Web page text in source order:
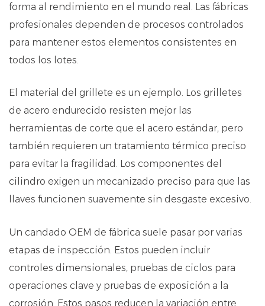
forma al rendimiento en el mundo real. Las fábricas
profesionales dependen de procesos controlados
para mantener estos elementos consistentes en
todos los lotes.
El material del grillete es un ejemplo. Los grilletes
de acero endurecido resisten mejor las
herramientas de corte que el acero estándar, pero
también requieren un tratamiento térmico preciso
para evitar la fragilidad. Los componentes del
cilindro exigen un mecanizado preciso para que las
llaves funcionen suavemente sin desgaste excesivo.
Un candado OEM de fábrica suele pasar por varias
etapas de inspección. Estos pueden incluir
controles dimensionales, pruebas de ciclos para
operaciones clave y pruebas de exposición a la
corrosión. Estos pasos reducen la variación entre